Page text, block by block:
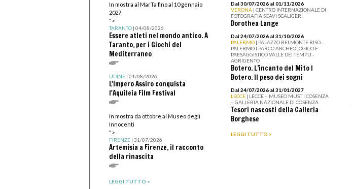
In mostra al MarTa fino al 10 gennaio
2027
">
TARANTO| 04/08/2026
Essere atleti nel mondo antico. A
Taranto, per i Giochi del
Mediterraneo
UDINE| 01/08/2026
L'Impero Assiro conquista
l'Aquileia Film Festival
In mostra da ottobre al Museo degli
Innocenti
">
FIRENZE| 31/07/2026
Artemisia a Firenze, il racconto
della rinascita
LEGGI TUTTO >
Dal 30/07/2026 al 01/11/2026
VERONA | CENTRO INTERNAZIONALE DI
FOTOGRAFIA SCAVI SCALIGERI
Dorothea Lange
Dal 24/07/2026 al 31/10/2026
PALERMO | PALAZZO BELMONTE RISO -
PALERMO I PARCO ARCHEOLOGICO E
PAESAGGISTICO VALLE DEI TEMPLI -
AGRIGENTO
Botero. L’incanto del Mito I
Botero. Il peso dei sogni
Dal 24/07/2026 al 31/01/2027
LECCE | LECCE – MUSEO MUST I COSENZA
– GALLERIA NAZIONALE DI COSENZA
Tesori nascosti della Galleria
Borghese
LEGGI TUTTO >